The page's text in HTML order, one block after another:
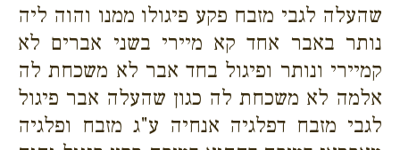
שהעלה לגבי מזבח פקע פיגולו ממנו והוה ליה
נותר באבר אחד קא מיירי בשני אברים לא
קמיירי ונותר ופיגול בחד אבר לא משכחת לה
אלמה לא משכחת לה כגון שהעלה אבר פיגול
לגבי מזבח דפלגיה אנחיה ע"ג מזבח ופלגיה